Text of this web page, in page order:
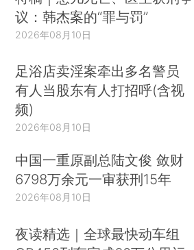
议：韩杰案的“罪与罚”
2026年08月10日
足浴店卖淫案牵出多名警员
有人当股东有人打招呼(含视
频)
2026年08月10日
中国一重原副总陆文俊 敛财
6798万余元一审获刑15年
2026年08月10日
夜读精选｜全球最快动车组